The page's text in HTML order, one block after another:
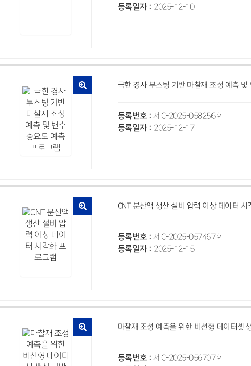
등록일자 : 2025-12-10
극한 경사 부스팅 기반 마찰재 조성 예측
등록번호 : 제C-2025-058256호
등록일자 : 2025-12-17
CNT 분산액 생산 설비 압력 이상 데이터 시
등록번호 : 제C-2025-057467호
등록일자 : 2025-12-15
마찰재 조성 예측을 위한 비선형 데이터셋
등록번호 : 제C-2025-056707호